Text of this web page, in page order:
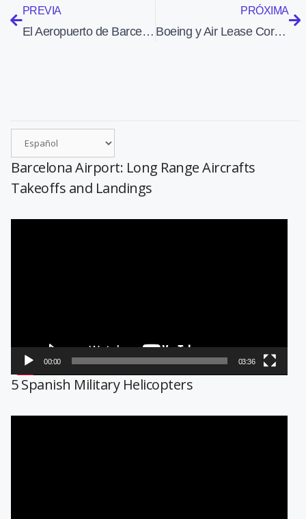
PREVIA
El Aeropuerto de Barcelona-El Prat opera cerca de 280 vuelos privados durante el Congreso Mundial de Móviles
PRÓXIMA
Boeing y Air Lease Corporation anuncian un pedido de 10 aviones 777-300ER
Barcelona Airport: Long Range Aircrafts
Takeoffs and Landings
00:00 03:36
5 Spanish Military Helicopters